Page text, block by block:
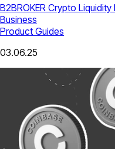
B2BROKER Crypto
Business
Product Guides
03.06.25